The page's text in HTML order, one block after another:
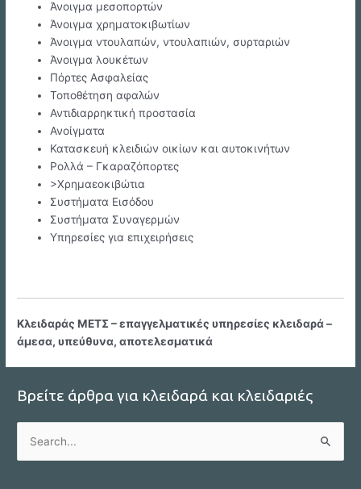
Άνοιγμα μεσοπορτών
Άνοιγμα χρηματοκιβωτίων
Άνοιγμα ντουλαπών, ντουλαπιών, συρταριών
Άνοιγμα λουκέτων
Πόρτες Ασφαλείας
Τοποθέτηση αφαλών
Αντιδιαρρηκτική προστασία
Ανοίγματα
Κατασκευή κλειδιών οικίων και αυτοκινήτων
Ρολλά – Γκαραζόπορτες
>Χρημαεοκιβώτια
Συστήματα Εισόδου
Συστήματα Συναγερμών
Υπηρεσίες για επιχειρήσεις
Κλειδαράς ΜΕΤΣ – επαγγελματικές υπηρεσίες κλειδαρά –
άμεσα, υπεύθυνα, αποτελεσματικά
Βρείτε άρθρα για κλειδαρά και κλειδαριές